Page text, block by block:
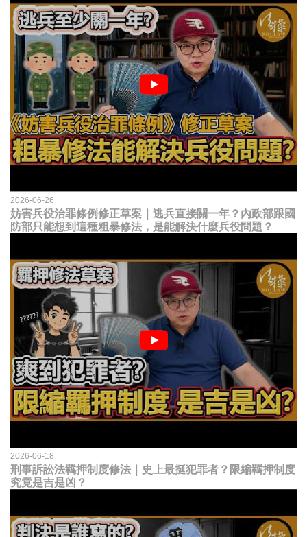
2026-06-26
妨害兵役治罪條例修正草案｜逃兵直接關一年？內政部跟國
防部只能想到這種粗暴修法，是能解決什麼兵役問題？
2026-06-18
刑事訴訟法羈押制度修法｜史上最挺犯罪者？限縮羈押制度
究竟是吉是凶？